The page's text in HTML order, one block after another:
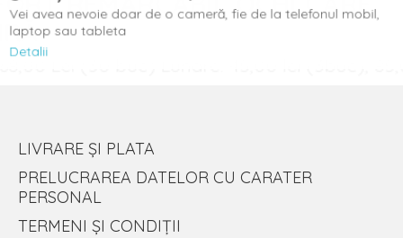
Vei avea nevoie doar de o cameră, fie de la telefonul mobil,
laptop sau tableta
Detalii
LIVRARE ȘI PLATA
PRELUCRAREA DATELOR CU CARATER
PERSONAL
TERMENI ȘI CONDIȚII